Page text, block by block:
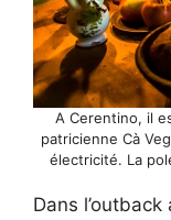
A Cerentino, il
patricienne Cà
électricité. La
Dans